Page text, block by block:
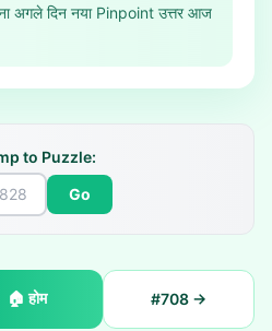
अगले दिन नया Pinpoint उत्तर आज
to Puzzle:
Go
🏠होम #708→